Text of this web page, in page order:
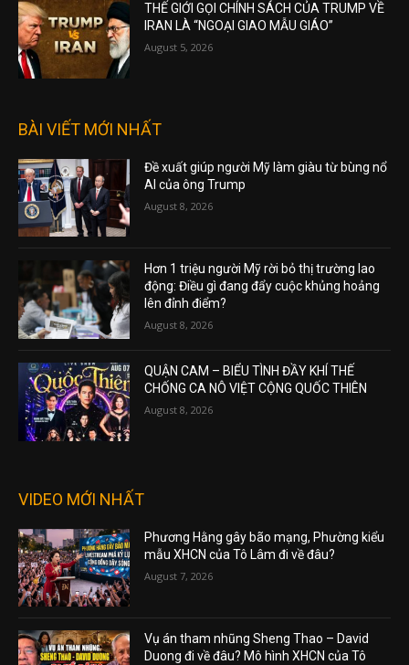
THẾ GIỚI GỌI CHÍNH SÁCH CỦA TRUMP VỀ
IRAN LÀ “NGOẠI GIAO MẪU GIÁO”
August 5, 2026
BÀI VIẾT MỚI NHẤT
Đề xuất giúp người Mỹ làm giàu từ bùng nổ
AI của ông Trump
August 8, 2026
Hơn 1 triệu người Mỹ rời bỏ thị trường lao
động: Điều gì đang đẩy cuộc khủng hoảng
lên đỉnh điểm?
August 8, 2026
QUẬN CAM – BIỂU TÌNH ĐẦY KHÍ THẾ
CHỐNG CA NÔ VIỆT CỘNG QUỐC THIÊN
August 8, 2026
VIDEO MỚI NHẤT
Phương Hằng gây bão mạng, Phường kiểu
mẫu XHCN của Tô Lâm đi về đâu?
August 7, 2026
Vụ án tham nhũng Sheng Thao – David
Duong đi về đâu? Mô hình XHCN của Tô